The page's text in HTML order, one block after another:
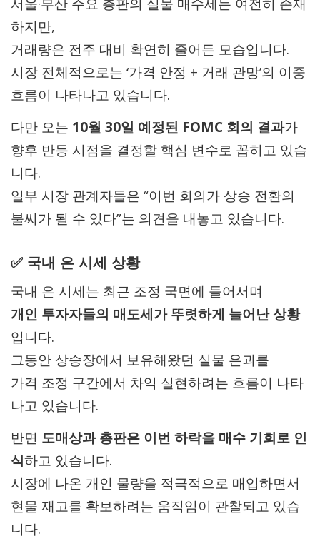
하지만,
거래량은 전주 대비 확연히 줄어든 모습입니다.
시장 전체적으로는 ‘가격 안정 + 거래 관망’의 이중
흐름이 나타나고 있습니다.
다만 오는 10월 30일 예정된 FOMC 회의 결과가
향후 반등 시점을 결정할 핵심 변수로 꼽히고 있습
니다.
일부 시장 관계자들은 “이번 회의가 상승 전환의
불씨가 될 수 있다”는 의견을 내놓고 있습니다.
✅ 국내 은 시세 상황
국내 은 시세는 최근 조정 국면에 들어서며
개인 투자자들의 매도세가 뚜렷하게 늘어난 상황
입니다.
그동안 상승장에서 보유해왔던 실물 은괴를
가격 조정 구간에서 차익 실현하려는 흐름이 나타
나고 있습니다.
반면 도매상과 총판은 이번 하락을 매수 기회로 인
식하고 있습니다.
시장에 나온 개인 물량을 적극적으로 매입하면서
현물 재고를 확보하려는 움직임이 관찰되고 있습
니다.